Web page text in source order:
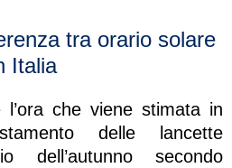
tra orario solare
Italia
l’ora che viene stimata in
delle lancette
dell’autunno secondo